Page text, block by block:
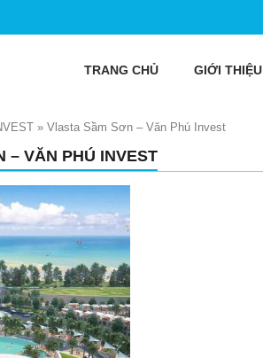
TRANG CHỦ GIỚI THIỆU
» Vlasta Sầm Sơn – Văn Phú Invest
– VĂN PHÚ INVEST